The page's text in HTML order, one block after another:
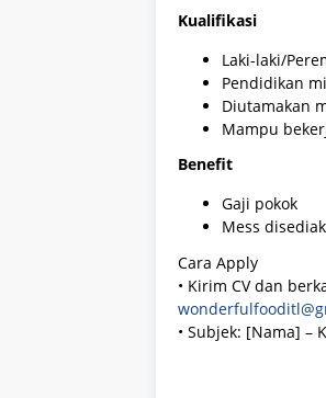
Kualifikasi
Laki-laki/
Pendidikan
Diutamakan
Mampu
Benefit
Gaji pokok
Mess
Cara Apply
• Kirim CV dan
• Subjek: [Nama] –